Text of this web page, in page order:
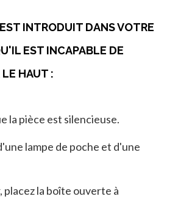
INTRODUIT DANS VOTRE
EST INCAPABLE DE
HAUT :
la pièce est silencieuse.
lampe de poche et d'une
placez la boîte ouverte à